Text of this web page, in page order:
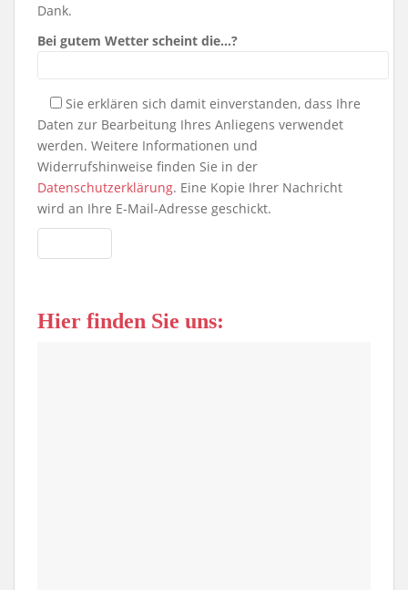
Dank.
Bei gutem Wetter scheint die…?
Sie erklären sich damit einverstanden, dass Ihre
Daten zur Bearbeitung Ihres Anliegens verwendet
werden. Weitere Informationen und
Widerrufshinweise finden Sie in der
Datenschutzerklärung. Eine Kopie Ihrer Nachricht
wird an Ihre E-Mail-Adresse geschickt.
Hier finden Sie uns: